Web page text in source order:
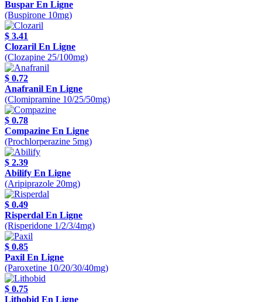
Buspar En Ligne
(Buspirone 10mg)
$ 3.41
Clozaril En Ligne
(Clozapine 25/100mg)
$ 0.72
Anafranil En Ligne
(Clomipramine 10/25/50mg)
$ 0.78
Compazine En Ligne
(Prochlorperazine 5mg)
$ 2.39
Abilify En Ligne
(Aripiprazole 20mg)
$ 0.49
Risperdal En Ligne
(Risperidone 1/2/3/4mg)
$ 0.85
Paxil En Ligne
(Paroxetine 10/20/30/40mg)
$ 0.75
Lithobid En Ligne